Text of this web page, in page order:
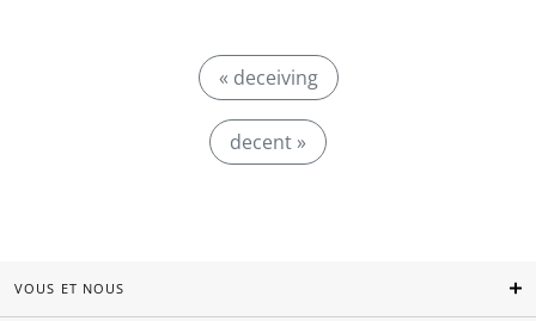
« deceiving
decent »
VOUS ET NOUS